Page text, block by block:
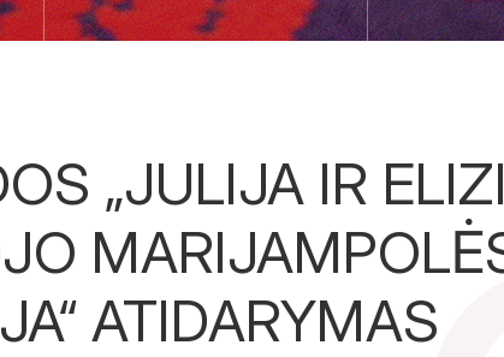
„JULIJA IR
ATIDARYMAS